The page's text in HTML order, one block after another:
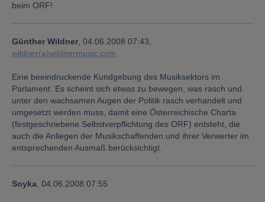
beim ORF!
Günther Wildner, 04.06.2008 07:43,
wildner(a)wildnermusic.com
Eine beeindruckende Kundgebung des Musiksektors im
Parlament. Es scheint sich etwas zu bewegen, was rasch und
unter den wachsamen Augen der Politik rasch verhandelt und
umgesetzt werden muss, damit eine Österreichische Charta
(festgeschriebene Selbstverpflichtung des ORF) entsteht, die
auch die Anliegen der Musikschaffenden und ihrer Verwerter im
entsprechenden Ausmaß berücksichtigt.
Soyka, 04.06.2008 07:55